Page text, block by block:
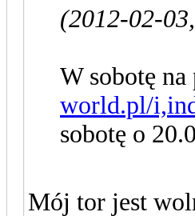
(2012-02-
W sobotę
world.pl/
sobotę o
Mój tor jest